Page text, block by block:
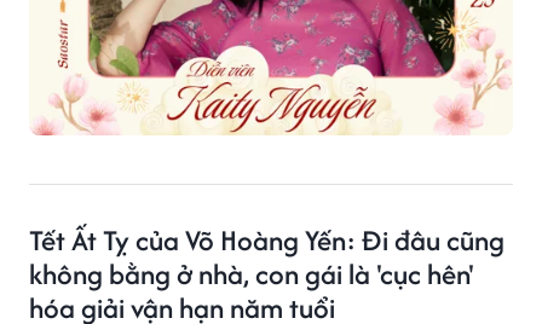
Tết Ất Tỵ của Võ Hoàng Yến: Đi đâu cũng
không bằng ở nhà, con gái là 'cục hên'
hóa giải vận hạn năm tuổi